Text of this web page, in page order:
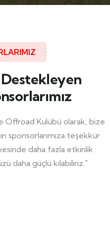
Offroad Kulübü olarak, bize
sponsorlarımıza teşekkür
daha fazla etkinlik
daha güçlü kılabiliriz."